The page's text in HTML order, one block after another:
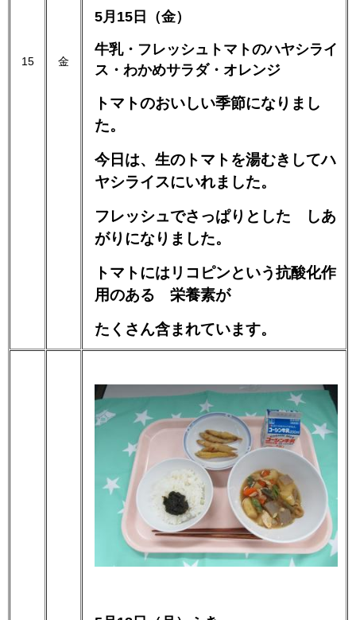
15 金
5月15日（金）
牛乳・フレッシュトマトのハヤシライ
ス・わかめサラダ・オレンジ
トマトのおいしい季節になりまし
た。
今日は、生のトマトを湯むきしてハ
ヤシライスにいれました。
フレッシュでさっぱりとした しあ
がりになりました。
トマトにはリコピンという抗酸化作
用のある 栄養素が
たくさん含まれています。